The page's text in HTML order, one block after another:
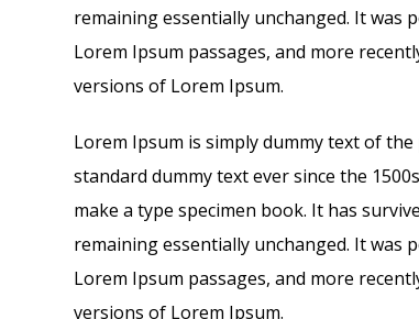
remaining essentially unchanged. It was
Lorem Ipsum passages, and more
versions of Lorem Ipsum.
Lorem Ipsum is simply dummy text of
standard dummy text ever since the
make a type specimen book. It has
remaining essentially unchanged. It was
Lorem Ipsum passages, and more
versions of Lorem Ipsum.